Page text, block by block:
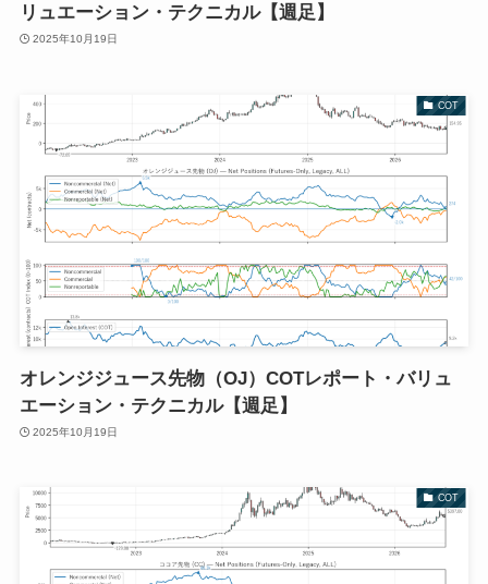
リュエーション・テクニカル【週足】
2025年10月19日
COT
オレンジジュース先物（OJ）COTレポート・バリュ
エーション・テクニカル【週足】
2025年10月19日
COT